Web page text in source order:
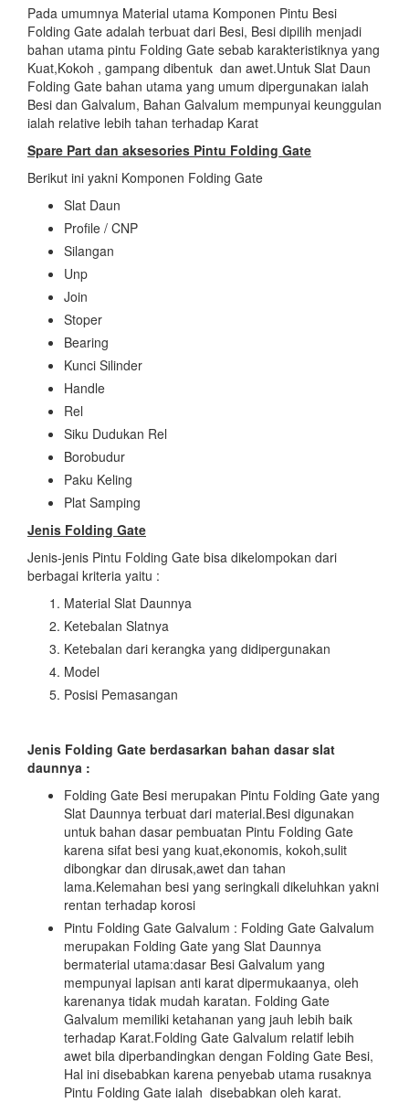
Pada umumnya Material utama Komponen Pintu Besi
Folding Gate adalah terbuat dari Besi, Besi dipilih menjadi
bahan utama pintu Folding Gate sebab karakteristiknya yang
Kuat,Kokoh , gampang dibentuk dan awet.Untuk Slat Daun
Folding Gate bahan utama yang umum dipergunakan ialah
Besi dan Galvalum, Bahan Galvalum mempunyai keunggulan
ialah relative lebih tahan terhadap Karat
Spare Part dan aksesories Pintu Folding Gate
Berikut ini yakni Komponen Folding Gate
Slat Daun
Profile / CNP
Silangan
Unp
Join
Stoper
Bearing
Kunci Silinder
Handle
Rel
Siku Dudukan Rel
Borobudur
Paku Keling
Plat Samping
Jenis Folding Gate
Jenis-jenis Pintu Folding Gate bisa dikelompokan dari
berbagai kriteria yaitu :
Material Slat Daunnya
Ketebalan Slatnya
Ketebalan dari kerangka yang didipergunakan
Model
Posisi Pemasangan
Jenis Folding Gate berdasarkan bahan dasar slat
daunnya :
Folding Gate Besi merupakan Pintu Folding Gate yang
Slat Daunnya terbuat dari material.Besi digunakan
untuk bahan dasar pembuatan Pintu Folding Gate
karena sifat besi yang kuat,ekonomis, kokoh,sulit
dibongkar dan dirusak,awet dan tahan
lama.Kelemahan besi yang seringkali dikeluhkan yakni
rentan terhadap korosi
Pintu Folding Gate Galvalum : Folding Gate Galvalum
merupakan Folding Gate yang Slat Daunnya
bermaterial utama:dasar Besi Galvalum yang
mempunyai lapisan anti karat dipermukaanya, oleh
karenanya tidak mudah karatan. Folding Gate
Galvalum memiliki ketahanan yang jauh lebih baik
terhadap Karat.Folding Gate Galvalum relatif lebih
awet bila diperbandingkan dengan Folding Gate Besi,
Hal ini disebabkan karena penyebab utama rusaknya
Pintu Folding Gate ialah disebabkan oleh karat.